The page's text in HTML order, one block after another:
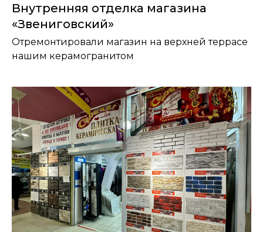
Внутренняя отделка магазина
«Звениговский»
Отремонтировали магазин на верхней террасе
нашим керамогранитом